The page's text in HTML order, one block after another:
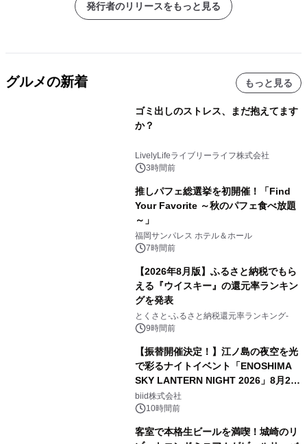
発行者のリリースをもっと見る
グルメの新着 もっと見る
ゴミ出しのストレス、まだ抱えてます
か？
LivelyLifeライブリーライフ株式会社
3時間前
推しパフェ総選挙を初開催！「Find
Your Favorite ～秋のパフェ食べ放題
～」
福岡サンパレス ホテル＆ホール
7時間前
【2026年8月版】ふるさと納税でもら
える『ウイスキー』の還元率ランキン
グを発表
とくさと-ふるさと納税還元率ランキング-
9時間前
【振替開催決定！】江ノ島の夜空を光
で彩るナイトイベント「ENOSHIMA
SKY LANTERN NIGHT 2026」8月22
日(土)振替開催＆受付スタート！
biid株式会社
10時間前
客室で本格生ビールを満喫！城崎のリ